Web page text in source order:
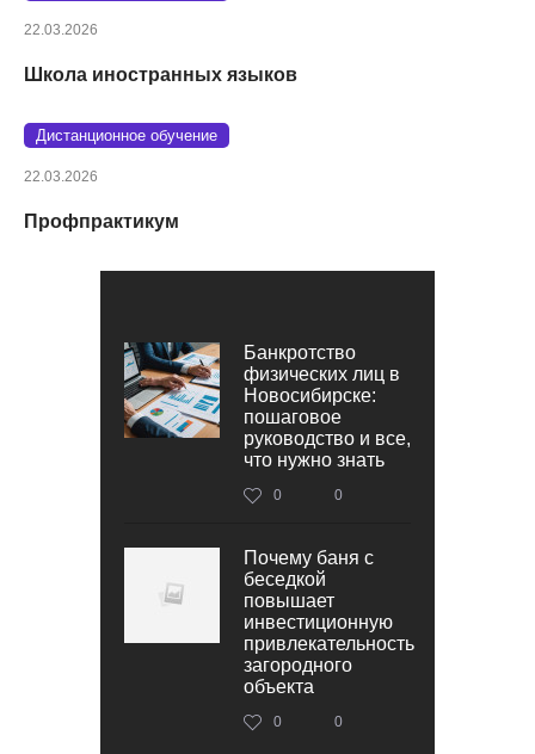
22.03.2026
Школа иностранных языков
Дистанционное обучение
22.03.2026
Профпрактикум
Банкротство
физических лиц в
Новосибирске:
пошаговое
руководство и все,
что нужно знать
0 0
Почему баня с
беседкой
повышает
инвестиционную
привлекательность
загородного
объекта
0 0